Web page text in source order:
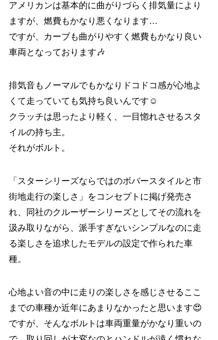
アメリカンは基本的に曲がりづらく排気量により
ますが、燃費もかなり悪くなります…
ですが、カーブも曲がりやすく燃費もかなり良い
車両となっております🎶
排気音もノーマルでもかなりドコドコ感が心地よ
くて走っていても気持ち良いんです☺️
クラッチは思ったより軽く、一目惚れさせるスタ
イルの持ち主。
それがボルト。
「スターシリーズならではのボバースタイルと市
街地走行の楽しさ」をコンセプトに掲げ発売さ
れ、同社のクルーザーシリーズとしてその流れを
汲み取りながら、派手すぎないシンプルなのに走
る楽しさを追求したモデルの設定で作られた車
種。
心地よい音の中に走りの楽しさを感じさせるここ
までの車種か近年にあまりなかったと思います😍
ですが、そんなボルトは車両重量がかなり重いの